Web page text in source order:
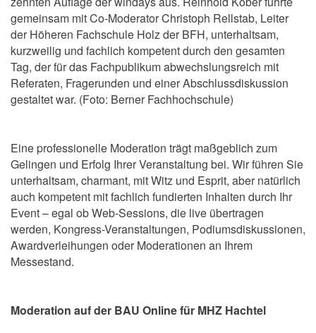
gemeinsam mit Co-Moderator Christoph Rellstab, Leiter
der Höheren Fachschule Holz der BFH, unterhaltsam,
kurzweilig und fachlich kompetent durch den gesamten
Tag, der für das Fachpublikum abwechslungsreich mit
Referaten, Fragerunden und einer Abschlussdiskussion
gestaltet war. (Foto: Berner Fachhochschule)
Eine professionelle Moderation trägt maßgeblich zum
Gelingen und Erfolg Ihrer Veranstaltung bei. Wir führen Sie
unterhaltsam, charmant, mit Witz und Esprit, aber natürlich
auch kompetent mit fachlich fundierten Inhalten durch Ihr
Event – egal ob Web-Sessions, die live übertragen
werden, Kongress-Veranstaltungen, Podiumsdiskussionen,
Awardverleihungen oder Moderationen an Ihrem
Messestand.
Moderation auf der BAU Online für MHZ Hachtel